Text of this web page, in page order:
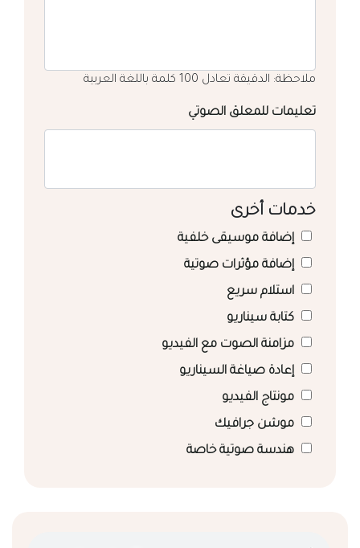
ملاحظة: الدقيقة تعادل 100 كلمة باللغة العربية
تعليمات للمعلق الصوتي
خدمات أخرى
إضافة موسيقى خلفية
إضافة مؤثرات صوتية
استلام سريع
كتابة سيناريو
مزامنة الصوت مع الفيديو
إعادة صياغة السيناريو
مونتاج الفيديو
موشن جرافيك
هندسة صوتية خاصة